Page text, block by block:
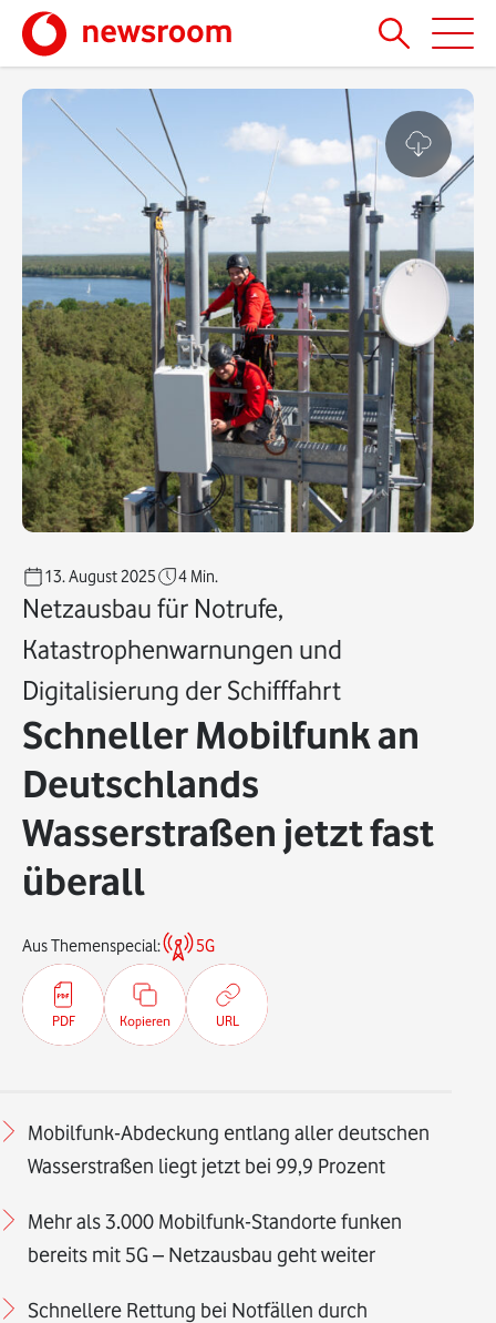
13. August 2025 4 Min.
Netzausbau für Notrufe,
Katastrophenwarnungen und
Digitalisierung der Schifffahrt
Schneller Mobilfunk an
Deutschlands
Wasserstraßen jetzt fast
überall
Aus Themenspecial: 5G
PDF Kopieren URL
Mobilfunk-Abdeckung entlang aller deutschen
Wasserstraßen liegt jetzt bei 99,9 Prozent
Mehr als 3.000 Mobilfunk-Standorte funken
bereits mit 5G – Netzausbau geht weiter
Schnellere Rettung bei Notfällen durch